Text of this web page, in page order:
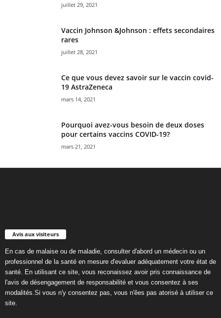
juillet 29, 2021
Vaccin Johnson &Johnson : effets secondaires
rares
juillet 28, 2021
Ce que vous devez savoir sur le vaccin covid-
19 AstraZeneca
mars 14, 2021
Pourquoi avez-vous besoin de deux doses
pour certains vaccins COVID-19?
mars 21, 2021
Avis aux visiteurs
En cas de malaise ou de maladie, consulter d'abord un médecin ou un
professionnel de la santé en mesure d'evaluer adéquatement votre état de
santé. En utilisant ce site, vous reconaissez avoir pris connaissance de
l'avis de désengagement de responsabilité et vous consentez à ses
modalités.Si vous n'y consentez pas, vous n'êes pas atorisé à utiliser ce
site.